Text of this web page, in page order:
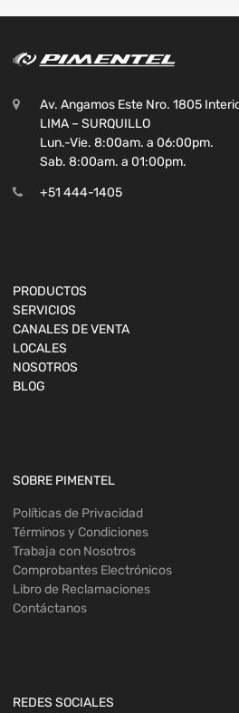
Av. Angamos Este Nro. 1805
LIMA – SURQUILLO
Lun.-Vie. 8:00am. a 06:00pm.
Sab. 8:00am. a 01:00pm.
+51 444-1405
PRODUCTOS
SERVICIOS
CANALES DE VENTA
LOCALES
NOSOTROS
BLOG
SOBRE PIMENTEL
Políticas de Privacidad
Términos y Condiciones
Trabaja con Nosotros
Comprobantes Electrónicos
Libro de Reclamaciones
Contáctanos
REDES SOCIALES